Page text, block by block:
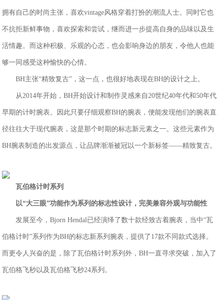
拥有自己的时尚主张，喜欢vintage风格穿着打扮的潮流人士。同时它也
不抗拒新鲜事物，喜欢探索和尝试，继而进一步提高自身的品味以及生
活情趣。而这种积极、乐观的心态，也会影响身边的朋友，令他人也能
够一同感受这种愉快的心情。
BH主张“精致复古”，这一点，也很好地表现在BH的设计之上。
从2014年开始，BH开始设计和制作灵感来自20世纪40年代和50年代
早期的计时腕表。因此只要仔细观察BH的腕表，便能发现他们的腕表直
径往往大于现代腕表，这是那个时期的标志新元素之一。这些元素作为
BH腕表制造的出发源点，让品牌渐渐被冠以一个新标签——精致复古。
瓦伯格计时系列
以“大三眼”功能作为系列的标志性设计，完美兼容外观与功能性
发展至今，Bjorn Hendal已经演绎了数十款经致古着腕表，当中“瓦
伯格计时”系列作为BH的标志新系列腕表，提供了17款不同款式选择。
而更令人兴奋的是，除了瓦伯格计时系列外，BH一直寻求突破，加入了
瓦伯格飞秒以及瓦伯格飞秒24系列。